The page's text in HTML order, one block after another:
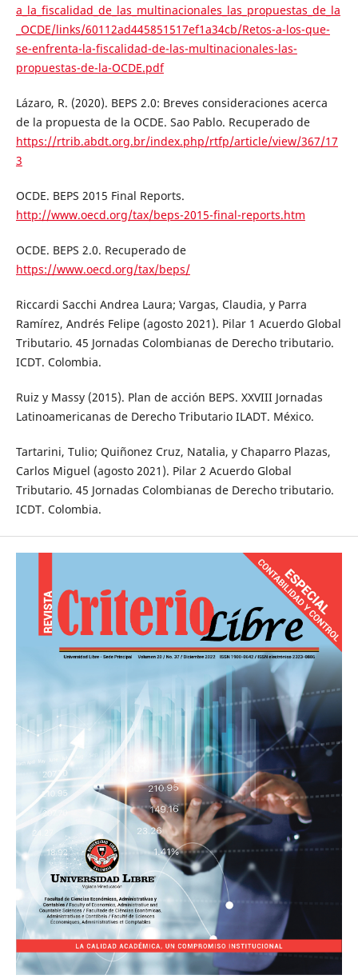
a_la_fiscalidad_de_las_multinacionales_las_propuestas_de_la
_OCDE/links/60112ad445851517ef1a34cb/Retos-a-los-que-
se-enfrenta-la-fiscalidad-de-las-multinacionales-las-
propuestas-de-la-OCDE.pdf
Lázaro, R. (2020). BEPS 2.0: Breves consideraciones acerca
de la propuesta de la OCDE. Sao Pablo. Recuperado de
https://rtrib.abdt.org.br/index.php/rtfp/article/view/367/17
3
OCDE. BEPS 2015 Final Reports.
http://www.oecd.org/tax/beps-2015-final-reports.htm
OCDE. BEPS 2.0. Recuperado de
https://www.oecd.org/tax/beps/
Riccardi Sacchi Andrea Laura; Vargas, Claudia, y Parra
Ramírez, Andrés Felipe (agosto 2021). Pilar 1 Acuerdo Global
Tributario. 45 Jornadas Colombianas de Derecho tributario.
ICDT. Colombia.
Ruiz y Massy (2015). Plan de acción BEPS. XXVIII Jornadas
Latinoamericanas de Derecho Tributario ILADT. México.
Tartarini, Tulio; Quiñonez Cruz, Natalia, y Chaparro Plazas,
Carlos Miguel (agosto 2021). Pilar 2 Acuerdo Global
Tributario. 45 Jornadas Colombianas de Derecho tributario.
ICDT. Colombia.